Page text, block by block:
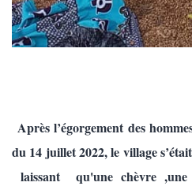
Après l’égorgement des
du 14 juillet 2022, le village
laissant qu'une chèvre